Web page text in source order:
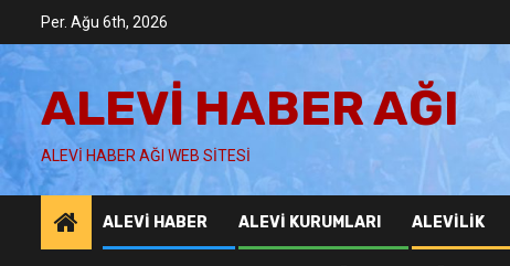
content
Per. Ağu 6th, 2026
ALEVI HABER AĞI
ALEVI HABER AĞI WEB SITESI
ALEVI HABER ALEVI KURUMLARI ALEVILIK